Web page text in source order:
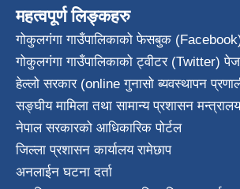
महत्वपूर्ण लिङ्कहरु
गोकुलगंगा गाउँपालिकाको फेसबुक
गोकुलगंगा गाउँपालिकाको ट्वीटर (Twitter) पेज
हेल्लो सरकार (online गुनासो ब्यवस्थापन
सङ्घीय मामिला तथा सामान्य प्रशासन
नेपाल सरकारको आधिकारिक पोर्टल
जिल्ला प्रशासन कार्यालय रामेछाप
अनलाईन घटना दर्ता